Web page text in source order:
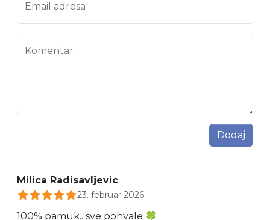
Email adresa
Komentar
Dodaj
Milica Radisavljevic
23. februar 2026.
100% pamuk.. sve pohvale 🍀